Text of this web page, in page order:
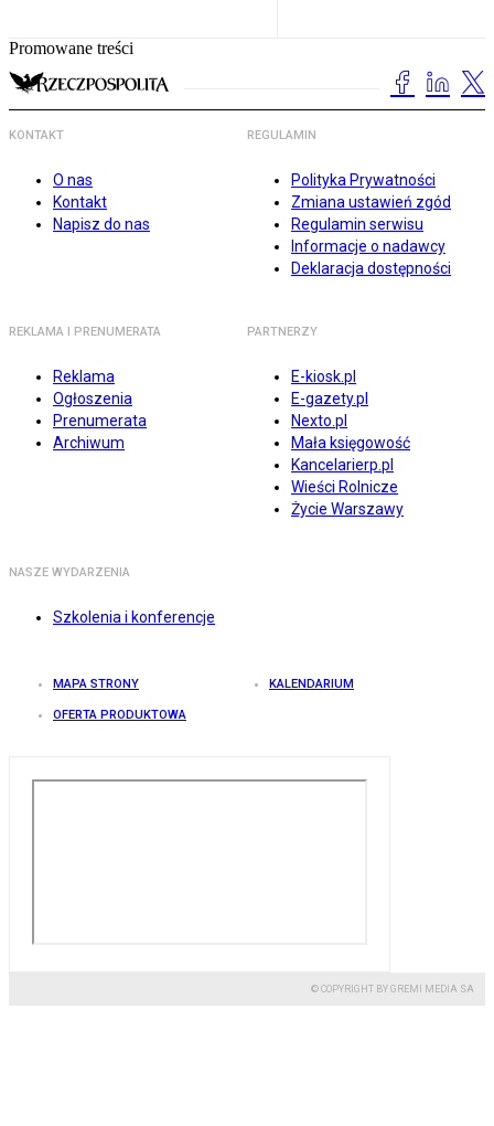
Promowane treści
KONTAKT
O nas
Kontakt
Napisz do nas
REGULAMIN
Polityka Prywatności
Zmiana ustawień zgód
Regulamin serwisu
Informacje o nadawcy
Deklaracja dostępności
REKLAMA I PRENUMERATA
Reklama
Ogłoszenia
Prenumerata
Archiwum
PARTNERZY
E-kiosk.pl
E-gazety.pl
Nexto.pl
Mała księgowość
Kancelarierp.pl
Wieści Rolnicze
Życie Warszawy
NASZE WYDARZENIA
Szkolenia i konferencje
MAPA STRONY KALENDARIUM
OFERTA PRODUKTOWA
© COPYRIGHT BY GREMI MEDIA SA